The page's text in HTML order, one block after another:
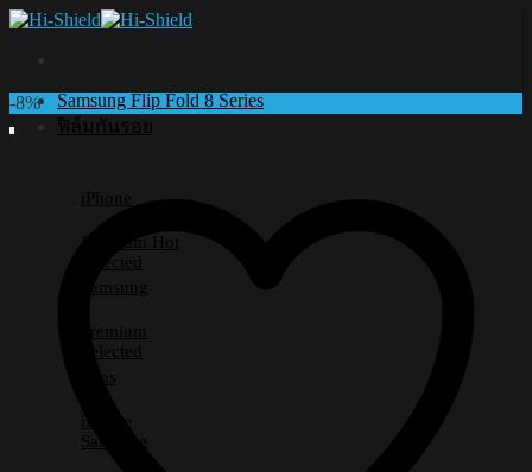
Skip
Samsung Flip Fold 8 Series
ฟิล์มกันรอย
iPhone
Premium
Selected
Samsung
Premium
Selected
Lens
iPhone
Samsung
-8%